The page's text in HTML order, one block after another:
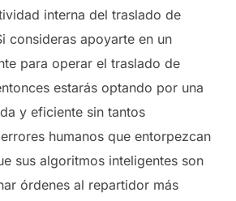
interna del traslado de
consideras apoyarte en un
para operar el traslado de
estarás optando por una
y eficiente sin tantos
humanos que entorpezcan
sus algoritmos inteligentes son
órdenes al repartidor más